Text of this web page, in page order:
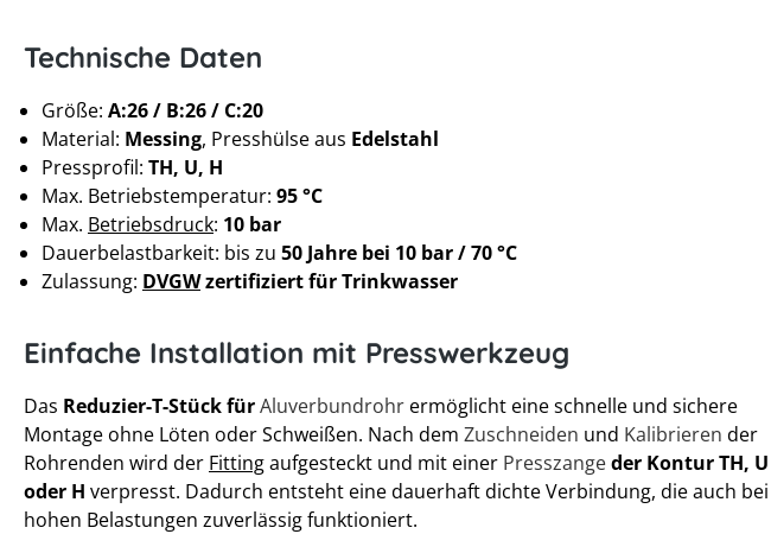
Technische Daten
Größe: A:26 / B:26 / C:20
Material: Messing, Presshülse aus Edelstahl
Pressprofil: TH, U, H
Max. Betriebstemperatur: 95 °C
Max. Betriebsdruck: 10 bar
Dauerbelastbarkeit: bis zu 50 Jahre bei 10 bar / 70 °C
Zulassung: DVGWzertifiziert für Trinkwasser
Einfache Installation mit Presswerkzeug
Das Reduzier-T-Stück fürAluverbundrohr ermöglicht eine schnelle und sichere
Montage ohne Löten oder Schweißen. Nach dem Zuschneiden und Kalibrieren der
Rohrenden wird der Fittingaufgesteckt und mit einer Presszangeder Kontur TH, U
oder H verpresst. Dadurch entsteht eine dauerhaft dichte Verbindung, die auch bei
hohen Belastungen zuverlässig funktioniert.